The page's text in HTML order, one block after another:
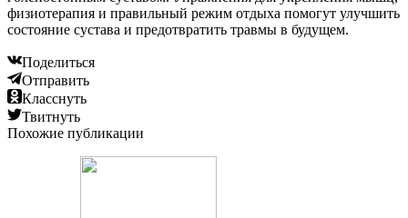
физиотерапия и правильный режим отдыха помогут улучшить
состояние сустава и предотвратить травмы в будущем.
Поделиться
Отправить
Класснуть
Твитнуть
Похожие публикации